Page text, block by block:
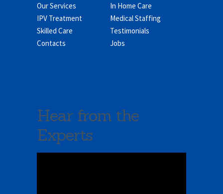
Our Services
In Home Care
IPV Treatment
Medical Staffing
Skilled Care
Testimonials
Contacts
Jobs
Hear from the
Experts